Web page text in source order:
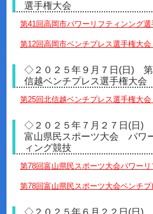
選手権大会
第41回高岡市パワーリフティンング
第12回高岡市ベンチプレス選手権大
◇２０２５年９月７日(日)
信越ベンチプレス選手権大会
第25回北信越ベンチプレス選手権大
◇２０２５年７月２７日(日)
富山県民スポーツ大会 パワ
ィング競技
第78回富山県民スポーツ大会パワー
第78回富山県民スポーツ大会ベンチ
◇２０２５年６月２２日(日)